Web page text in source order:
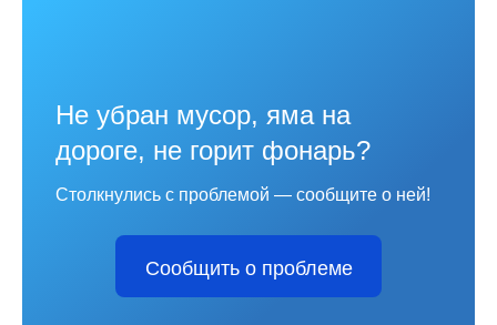
Не убран мусор, яма на
дороге, не горит фонарь?
Столкнулись с проблемой — сообщите о ней!
Сообщить о проблеме